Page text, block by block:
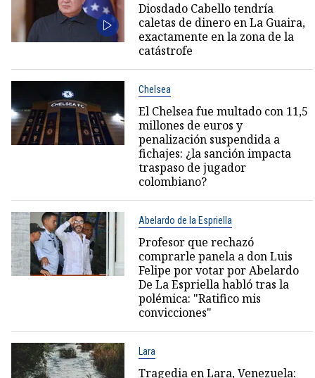
Diosdado Cabello tendría
caletas de dinero en La Guaira,
exactamente en la zona de la
catástrofe
Chelsea
El Chelsea fue multado con 11,5
millones de euros y
penalización suspendida a
fichajes: ¿la sanción impacta
traspaso de jugador
colombiano?
Abelardo de la Espriella
Profesor que rechazó
comprarle panela a don Luis
Felipe por votar por Abelardo
De La Espriella habló tras la
polémica: "Ratifico mis
convicciones"
Lara
Tragedia en Lara, Venezuela: